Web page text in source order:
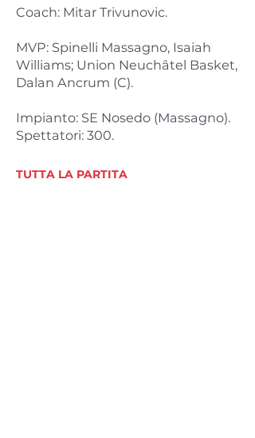
Coach: Mitar Trivunovic.
MVP: Spinelli Massagno, Isaiah
Williams; Union Neuchâtel Basket,
Dalan Ancrum (C).
Impianto: SE Nosedo (Massagno).
Spettatori: 300.
TUTTA LA PARTITA